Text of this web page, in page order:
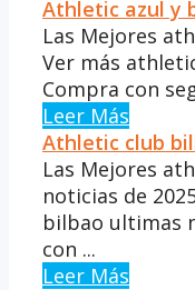
Athletic azul y
Las Mejores
Ver más
Compra con
Leer Más
Athletic club
Las Mejores
noticias de
bilbao ultimas
con ...
Leer Más